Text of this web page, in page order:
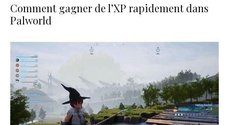
Comment gagner de l’XP rapidement dans
Palworld